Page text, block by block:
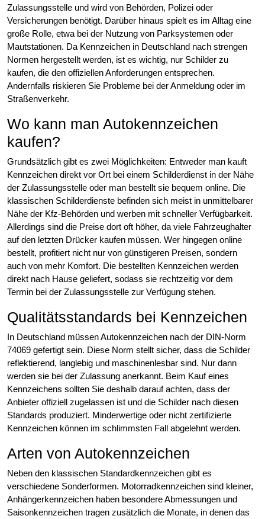
Zulassungsstelle und wird von Behörden, Polizei oder
Versicherungen benötigt. Darüber hinaus spielt es im Alltag eine
große Rolle, etwa bei der Nutzung von Parksystemen oder
Mautstationen. Da Kennzeichen in Deutschland nach strengen
Normen hergestellt werden, ist es wichtig, nur Schilder zu
kaufen, die den offiziellen Anforderungen entsprechen.
Andernfalls riskieren Sie Probleme bei der Anmeldung oder im
Straßenverkehr.
Wo kann man Autokennzeichen
kaufen?
Grundsätzlich gibt es zwei Möglichkeiten: Entweder man kauft
Kennzeichen direkt vor Ort bei einem Schilderdienst in der Nähe
der Zulassungsstelle oder man bestellt sie bequem online. Die
klassischen Schilderdienste befinden sich meist in unmittelbarer
Nähe der Kfz-Behörden und werben mit schneller Verfügbarkeit.
Allerdings sind die Preise dort oft höher, da viele Fahrzeughalter
auf den letzten Drücker kaufen müssen. Wer hingegen online
bestellt, profitiert nicht nur von günstigeren Preisen, sondern
auch von mehr Komfort. Die bestellten Kennzeichen werden
direkt nach Hause geliefert, sodass sie rechtzeitig vor dem
Termin bei der Zulassungsstelle zur Verfügung stehen.
Qualitätsstandards bei Kennzeichen
In Deutschland müssen Autokennzeichen nach der DIN-Norm
74069 gefertigt sein. Diese Norm stellt sicher, dass die Schilder
reflektierend, langlebig und maschinenlesbar sind. Nur dann
werden sie bei der Zulassung anerkannt. Beim Kauf eines
Kennzeichens sollten Sie deshalb darauf achten, dass der
Anbieter offiziell zugelassen ist und die Schilder nach diesen
Standards produziert. Minderwertige oder nicht zertifizierte
Kennzeichen können im schlimmsten Fall abgelehnt werden.
Arten von Autokennzeichen
Neben den klassischen Standardkennzeichen gibt es
verschiedene Sonderformen. Motorradkennzeichen sind kleiner,
Anhängerkennzeichen haben besondere Abmessungen und
Saisonkennzeichen tragen zusätzlich die Monate, in denen das